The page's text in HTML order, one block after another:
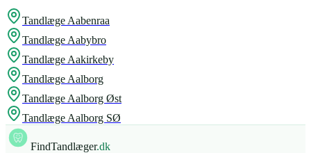
Tandlæge Aabenraa
Tandlæge Aabybro
Tandlæge Aakirkeby
Tandlæge Aalborg
Tandlæge Aalborg Øst
Tandlæge Aalborg SØ
FindTandlæger.dk